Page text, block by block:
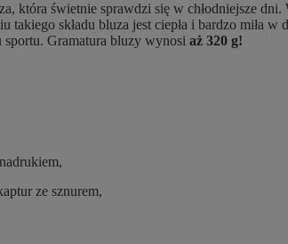
która świetnie sprawdzi się w chłodniejsze
takiego składu bluza jest ciepła i bardzo miła
Gramatura bluzy wynosi aż 320 g!
ze sznurem,